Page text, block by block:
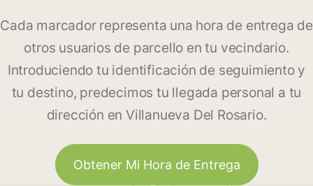
Cada marcador representa una hora de entrega de
otros usuarios de parcello en tu vecindario.
Introduciendo tu identificación de seguimiento y
tu destino, predecimos tu llegada personal a tu
dirección en Villanueva Del Rosario.
Obtener Mi Hora de Entrega